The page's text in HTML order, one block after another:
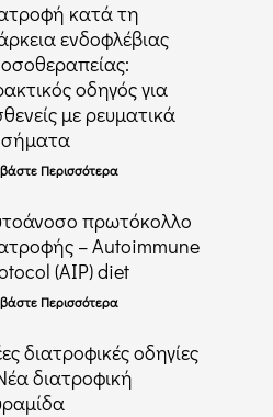
κατά τη
ενδοφλέβιας
οδηγός για
με ρευματικά
Περισσότερα
πρωτόκολλο
– Autoimmune
(AIP) diet
Περισσότερα
διατροφικές οδηγίες
διατροφική